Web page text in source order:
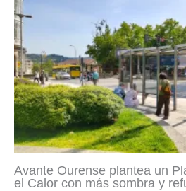
Avante Ourense plantea un
el Calor con más sombra y